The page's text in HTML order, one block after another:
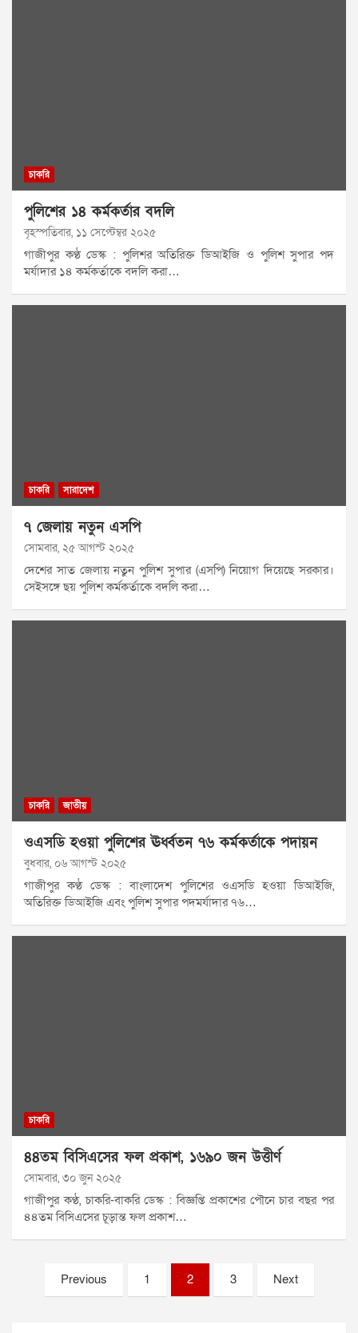
চাকরি
পুলিশের ১৪ কর্মকর্তার বদলি
বৃহস্পতিবার, ১১ সেপ্টেম্বর ২০২৫
গাজীপুর কণ্ঠ ডেস্ক : পুলিশর অতিরিক্ত ডিআইজি ও পুলিশ সুপার পদ
মর্যাদার ১৪ কর্মকর্তাকে বদলি করা…
চাকরি সারাদেশ
৭ জেলায় নতুন এসপি
সোমবার, ২৫ আগস্ট ২০২৫
দেশের সাত জেলায় নতুন পুলিশ সুপার (এসপি) নিয়োগ দিয়েছে সরকার।
সেইসঙ্গে ছয় পুলিশ কর্মকর্তাকে বদলি করা…
চাকরি জাতীয়
ওএসডি হওয়া পুলিশের ঊর্ধ্বতন ৭৬ কর্মকর্তাকে পদায়ন
বুধবার, ০৬ আগস্ট ২০২৫
গাজীপুর কণ্ঠ ডেস্ক : বাংলাদেশ পুলিশের ওএসডি হওয়া ডিআইজি,
অতিরিক্ত ডিআইজি এবং পুলিশ সুপার পদমর্যাদার ৭৬…
চাকরি
৪৪তম বিসিএসের ফল প্রকাশ, ১৬৯০ জন উত্তীর্ণ
সোমবার, ৩০ জুন ২০২৫
গাজীপুর কণ্ঠ, চাকরি-বাকরি ডেস্ক : বিজ্ঞপ্তি প্রকাশের পৌনে চার বছর পর
৪৪তম বিসিএসের চূড়ান্ত ফল প্রকাশ…
Posts
pagination
Previous 1 2 3 Next